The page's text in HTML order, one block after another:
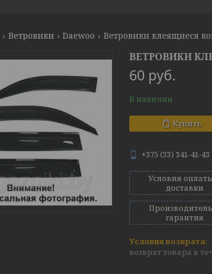
Ветровики Daewoo Ветровики клеящиеся
ВЕТРОВИКИ
60 руб.
В наличии
Купить
+375 (33) 341-41-43
Условия
доставки
гарантия
возврат товара в